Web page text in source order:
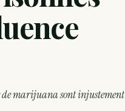
de marijuana sont injustement